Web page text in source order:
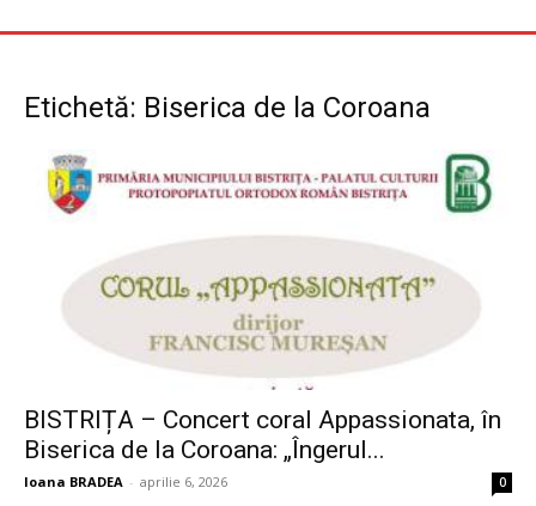
Etichetă: Biserica de la Coroana
BISTRIȚA – Concert coral Appassionata, în
Biserica de la Coroana: „Îngerul...
Ioana BRADEA - aprilie 6, 2026 0